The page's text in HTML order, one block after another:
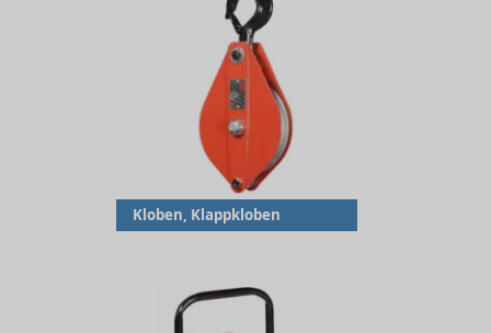
Kloben, Klappkloben